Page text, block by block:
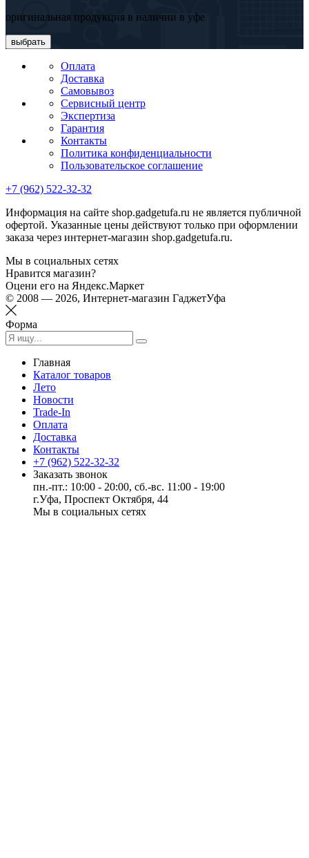
оригинальная продукция в наличии в уфе
выбрать
Оплата
Доставка
Самовывоз
Сервисный центр
Экспертиза
Гарантия
Контакты
Политика конфиденциальности
Пользовательское соглашение
+7 (962) 522-32-32
Информация на сайте shop.gadgetufa.ru не является публичной
офертой. Указанные цены действуют только при оформлении
заказа через интернет-магазин shop.gadgetufa.ru.
Мы в социальных сетях
Нравится магазин?
Оцени его на Яндекс.Маркет
© 2008 — 2026, Интернет-магазин ГаджетУфа
Форма
Главная
Каталог товаров
Лето
Новости
Trade-In
Оплата
Доставка
Контакты
+7 (962) 522-32-32
Заказать звонок
пн.-пт.: 10:00 - 20:00, сб.-вс. 11:00 - 19:00
г.Уфа, Проспект Октября, 44
Мы в социальных сетях